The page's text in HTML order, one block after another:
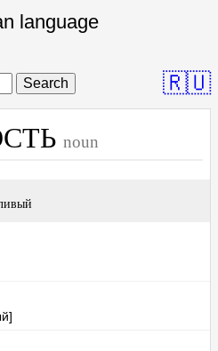
language
Search 🇷🇺
noun